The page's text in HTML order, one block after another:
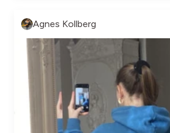
Agnes Kollberg